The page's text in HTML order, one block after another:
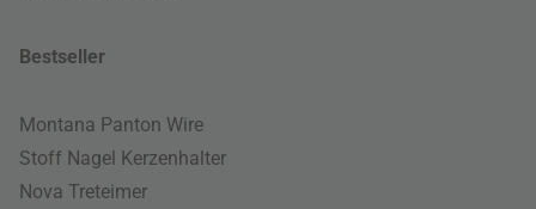
Bestseller
Montana Panton Wire
Stoff Nagel Kerzenhalter
Nova Treteimer